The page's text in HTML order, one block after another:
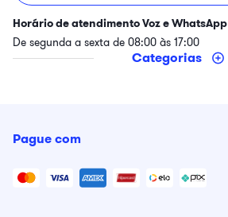
Horário de atendimento Voz e WhatsApp
De segunda a sexta de 08:00 às 17:00
Categorias
Pague com